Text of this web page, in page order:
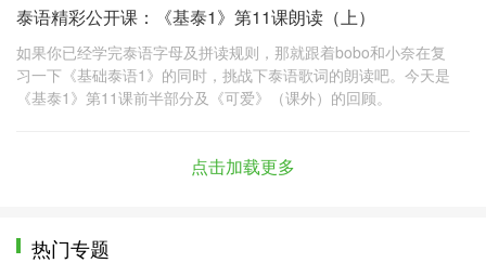
泰语精彩公开课：《基泰1》第11课朗读（上）
如果你已经学完泰语字母及拼读规则，那就跟着bobo和小奈在复
习一下《基础泰语1》的同时，挑战下泰语歌词的朗读吧。今天是
《基泰1》第11课前半部分及《可爱》（课外）的回顾。
点击加载更多
热门专题